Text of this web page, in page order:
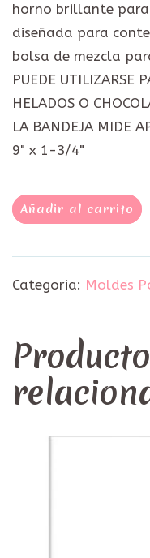
horno brillante para
diseñada para
bolsa de mezcla
PUEDE UTILIZARSE
HELADOS O
LA BANDEJA MIDE
9" x 1-3/4"
Añadir al carrito
Categoria: Moldes